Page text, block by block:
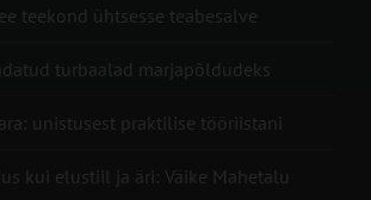
teekond ühtsesse teabesalve
turbaalad marjapõldudeks
unistusest praktilise tööriistani
kui elustiil ja äri: Väike Mahetalu